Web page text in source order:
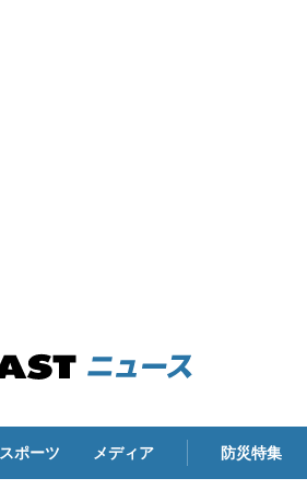
スポーツ メディア 防災特集